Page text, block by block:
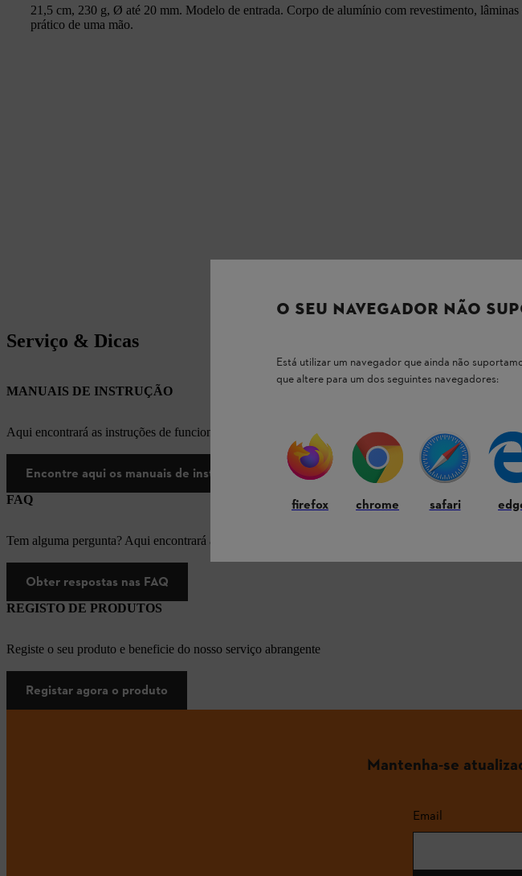
21,5 cm, 230 g, Ø até 20 mm. Modelo de entrada. Corpo de alumínio com revestimento,
prático de uma mão.
Serviço & Dicas
MANUAIS DE INSTRUÇÃO
Aqui encontrará as instruções de funcionamento apropriadas para os nossos produtos STIHL
Encontre aqui os manuais de instruções
FAQ
Tem alguma pergunta? Aqui encontrará as respostas apropriadas para as perguntas mais comuns
Obter respostas nas FAQ
REGISTO DE PRODUTOS
Registe o seu produto e beneficie do nosso serviço abrangente
Registar agora o produto
Mantenha-se
Email
O SEU NAVEGADOR NÃO
Está utilizar um navegador que ainda não
que altere para um dos seguintes navegadores:
firefox chrome safari